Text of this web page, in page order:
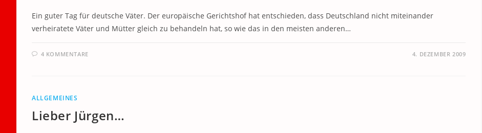
Ein guter Tag für deutsche Väter. Der europäische Gerichtshof hat entschieden, dass Deutschland nicht miteinander
verheiratete Väter und Mütter gleich zu behandeln hat, so wie das in den meisten anderen…
4 KOMMENTARE 4. DEZEMBER 2009
ALLGEMEINES
Lieber Jürgen…